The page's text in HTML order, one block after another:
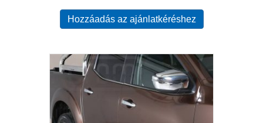
Hozzáadás az ajánlatkéréshez